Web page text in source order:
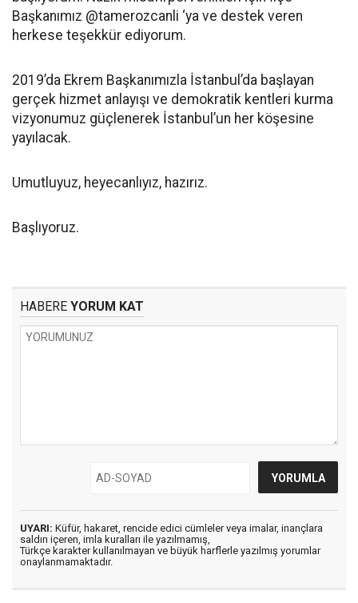
Başkanımız @tamerozcanli ‘ya ve destek veren
herkese teşekkür ediyorum.
2019’da Ekrem Başkanımızla İstanbul’da başlayan
gerçek hizmet anlayışı ve demokratik kentleri kurma
vizyonumuz güçlenerek İstanbul’un her köşesine
yayılacak.
Umutluyuz, heyecanlıyız, hazırız.
Başlıyoruz.
HABERE YORUM KAT
UYARI: Küfür, hakaret, rencide edici cümleler veya imalar, inançlara
saldırı içeren, imla kuralları ile yazılmamış,
Türkçe karakter kullanılmayan ve büyük harflerle yazılmış yorumlar
onaylanmamaktadır.